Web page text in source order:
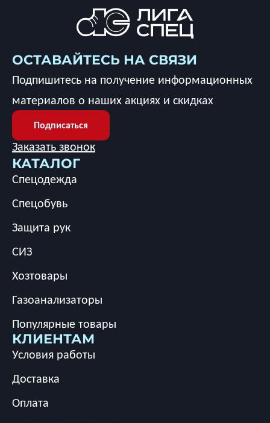
КАТАЛОГ
Спецодежда
Спецобувь
Защита рук
СИЗ
Хозтовары
Газоанализаторы
Популярные товары
КЛИЕНТАМ
Условия работы
Доставка
Оплата
ОСТАВАЙТЕСЬ НА СВЯЗИ
Подпишитесь на получение информационных
материалов о наших акциях и скидках
Подписаться
Заказать звонок